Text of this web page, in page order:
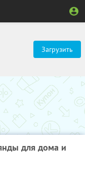
Загрузить
для дома и